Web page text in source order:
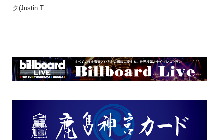
ク(Justin Ti…